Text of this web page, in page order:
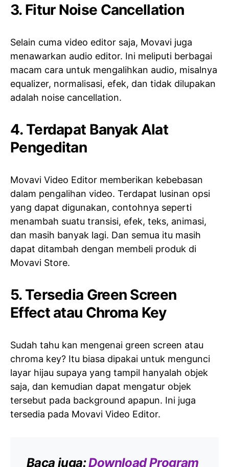
3. Fitur Noise Cancellation
Selain cuma video editor saja, Movavi juga
menawarkan audio editor. Ini meliputi berbagai
macam cara untuk mengalihkan audio, misalnya
equalizer, normalisasi, efek, dan tidak dilupakan
adalah noise cancellation.
4. Terdapat Banyak Alat
Pengeditan
Movavi Video Editor memberikan kebebasan
dalam pengalihan video. Terdapat lusinan opsi
yang dapat digunakan, contohnya seperti
menambah suatu transisi, efek, teks, animasi,
dan masih banyak lagi. Dan semua itu masih
dapat ditambah dengan membeli produk di
Movavi Store.
5. Tersedia Green Screen
Effect atau Chroma Key
Sudah tahu kan mengenai green screen atau
chroma key? Itu biasa dipakai untuk mengunci
layar hijau supaya yang tampil hanyalah objek
saja, dan kemudian dapat mengatur objek
tersebut pada background apapun. Ini juga
tersedia pada Movavi Video Editor.
Baca juga:Download Program